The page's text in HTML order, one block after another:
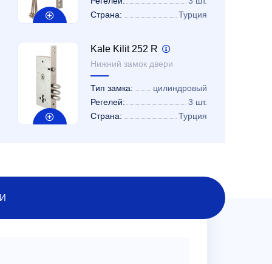
Страна:
Турция
Kale Kilit 252 R
Нижний замок двери
Тип замка:
цилиндровый
Регелей:
3 шт.
Страна:
Турция